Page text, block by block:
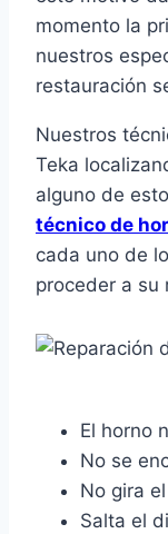
momento la
nuestros
restauración
Nuestros
Teka
alguno de
técnico de
cada uno de
proceder a su
El horno
No se
No gira
Salta el